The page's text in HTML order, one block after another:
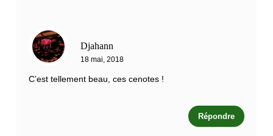
Djahann
18 mai, 2018
C’est tellement beau, ces cenotes !
Répondre